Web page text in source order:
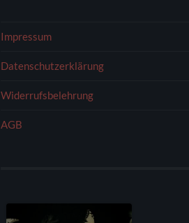
Impressum
Datenschutzerklärung
Widerrufsbelehrung
AGB